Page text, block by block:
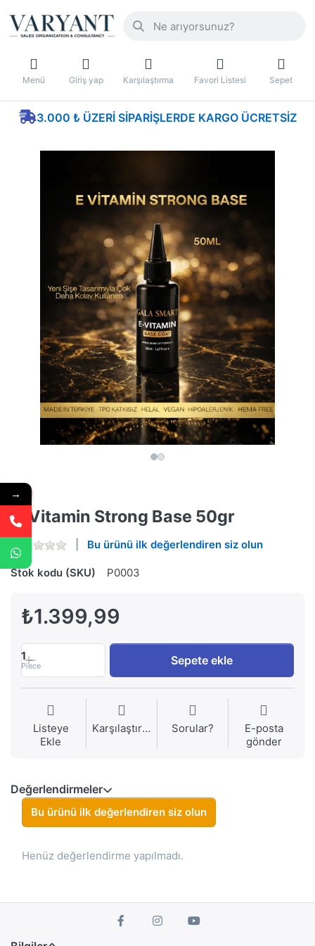
Menü Giriş yap Karşılaştırma Favori Listesi Sepet
3.000 ₺ ÜZERI SIPARIŞLERDE KARGO ÜCRETSIZ
E-Vitamin Strong Base 50gr
Bu ürünü ilk değerlendiren siz olun
Stok kodu (SKU) P0003
₺1.399,99
1
Piece Sepete ekle
Listeye
Ekle
Karşılaştırma Sorular?
E-posta
gönder
Değerlendirmeler
Bu ürünü ilk değerlendiren siz olun
Henüz değerlendirme yapılmadı.
→